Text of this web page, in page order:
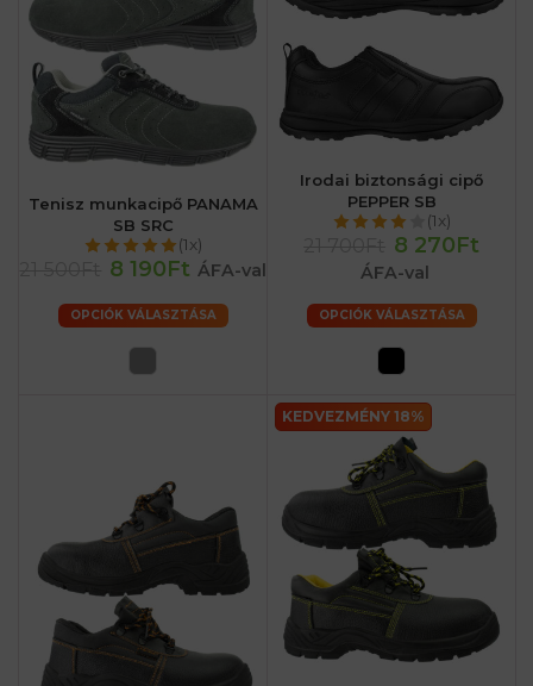
Tenisz munkacipő PANAMA
SB SRC
(1x)
8 190Ft ÁFA-val
OPCIÓK VÁLASZTÁSA
Irodai biztonsági cipő
PEPPER SB
(1x)
8 270Ft
ÁFA-val
OPCIÓK VÁLASZTÁSA
KEDVEZMÉNY 18%